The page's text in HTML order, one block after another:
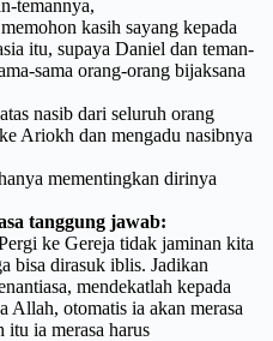
temannya,
kasih sayang kepada
itu, supaya Daniel dan teman-
sama orang-orang bijaksana
nasib dari seluruh orang
Ariokh dan mengadu nasibnya
mementingkan dirinya
tanggung jawab:
ke Gereja tidak jaminan kita
bisa dirasuk iblis. Jadikan
mendekatlah kepada
Allah, otomatis ia akan merasa
itu ia merasa harus